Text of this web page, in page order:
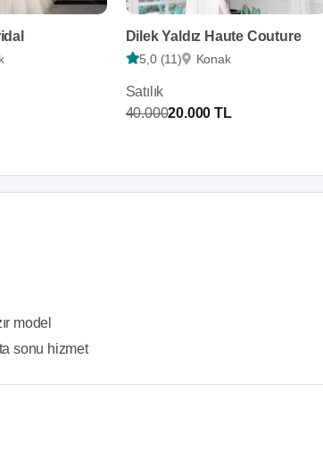
Dilek Yaldız Haute Couture
5,0 (11) Konak
Satılık
40.00020.000 TL
model
sonu hizmet